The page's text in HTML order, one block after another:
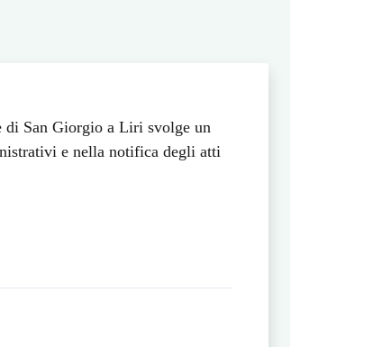
San Giorgio a Liri svolge un
e nella notifica degli atti